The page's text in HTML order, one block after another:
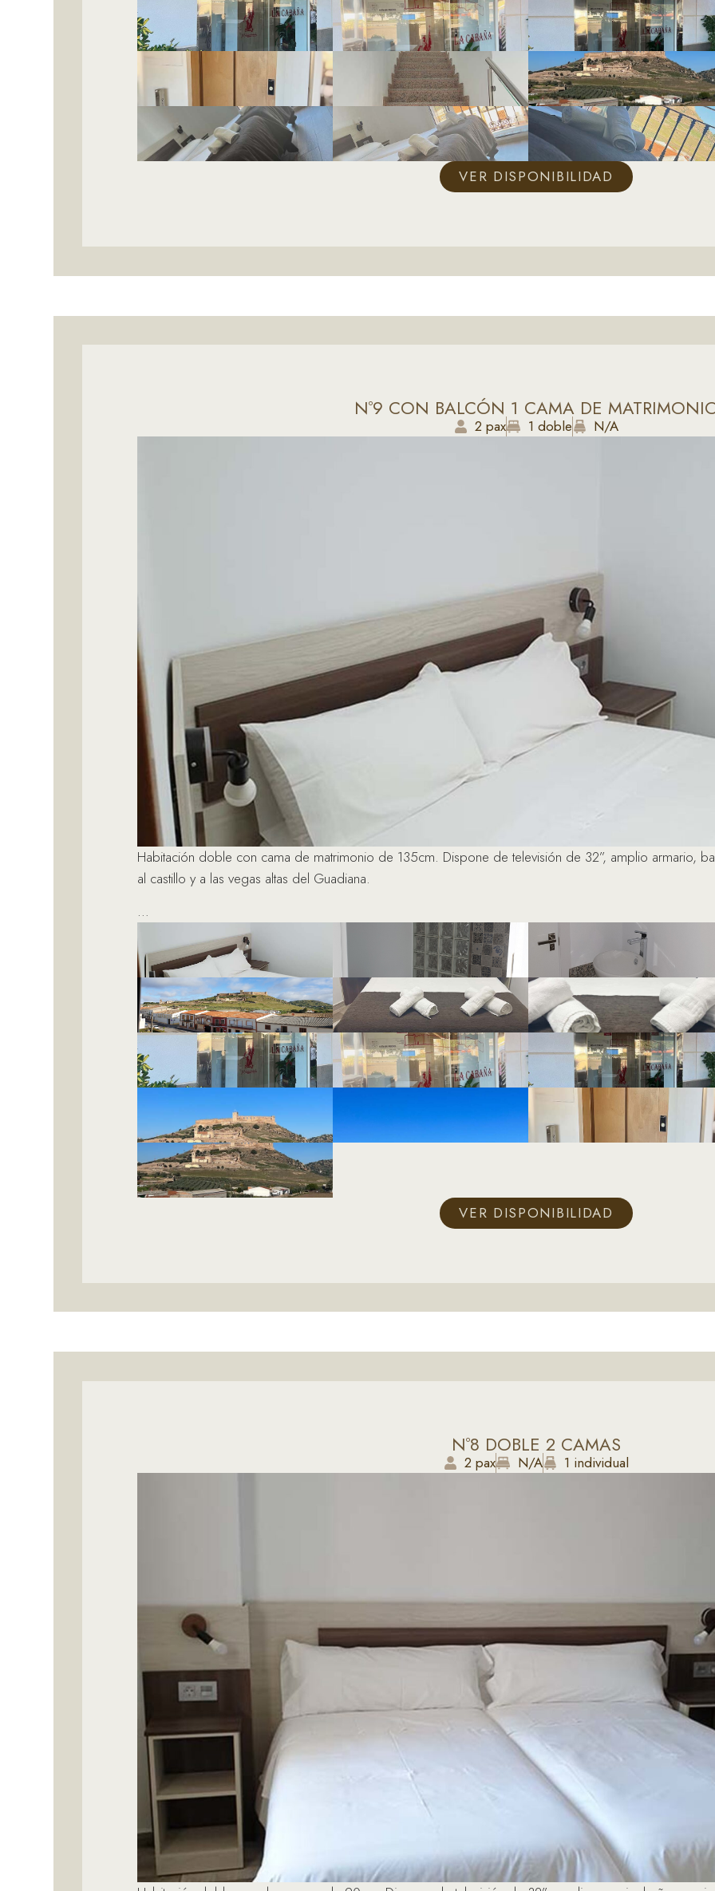
VER DISPONIBILIDAD
Nº9 CON BALCÓN 1 CAMA DE
2 pax 1 doble N/A
Habitación doble con cama de matrimonio de 135cm. Dispone de televisión de 32”, amplio armario,
al castillo y a las vegas altas del Guadiana.
…
VER DISPONIBILIDAD
Nº8 DOBLE 2 CAMAS
2 pax N/A 1 individual